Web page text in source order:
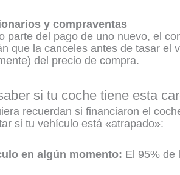
y compraventas
parte del pago de uno nuevo, el
que la canceles antes de tasar el
del precio de compra.
si tu coche tiene esta
recuerdan si financiaron el
si tu vehículo está «atrapado»:
en algún momento: El 95% de